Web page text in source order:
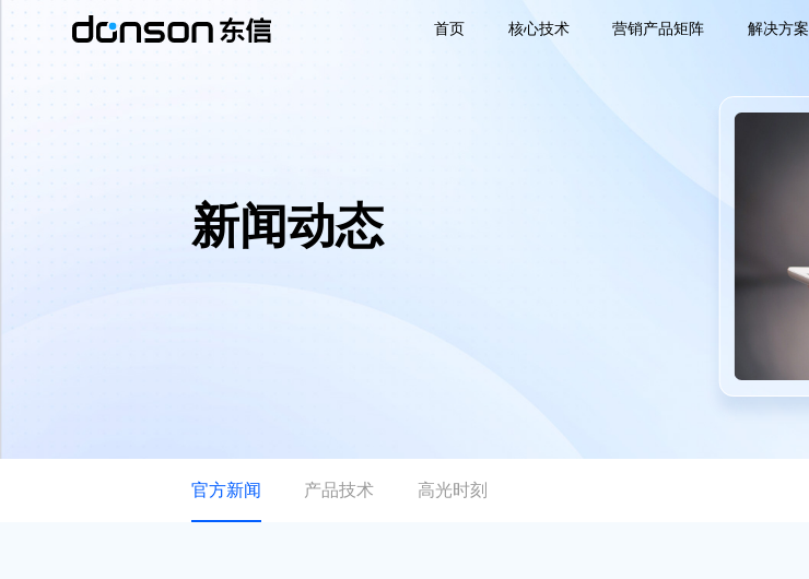
首页 核心技术 营销产品矩阵 解决方案
首页
新闻动态
官方新闻 产品技术 高光时刻